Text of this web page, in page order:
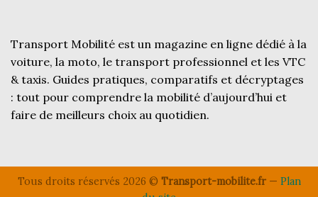
Transport Mobilité est un magazine en ligne dédié à la
voiture, la moto, le transport professionnel et les VTC
& taxis. Guides pratiques, comparatifs et décryptages
: tout pour comprendre la mobilité d’aujourd’hui et
faire de meilleurs choix au quotidien.
Tous droits réservés 2026 © Transport-mobilite.fr— Plan